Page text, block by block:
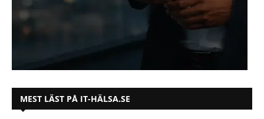
MEST LÄST PÅ IT-HÄLSA.SE